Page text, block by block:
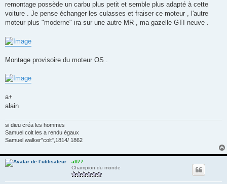
remontage possède un carbu plus petit et semble plus adapté à cette
voiture . Je pense échanger les culasses et fraiser ce moteur , l'autre
moteur plus "moderne" ira sur une autre MR , ma gazelle GTI neuve .
Montage provisoire du moteur OS .
a+
alain
si dieu créa les hommes
Samuel colt les a rendu égaux
Samuel walker"colt",1814/ 1862
alf77
Champion du monde